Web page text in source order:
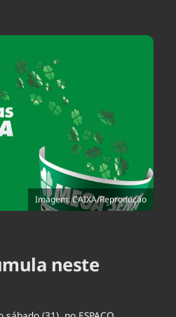
Meio Ambiente
Podcast
Política
Saúde
Tempo
Imagem: CAIXA/Reprodução
neste